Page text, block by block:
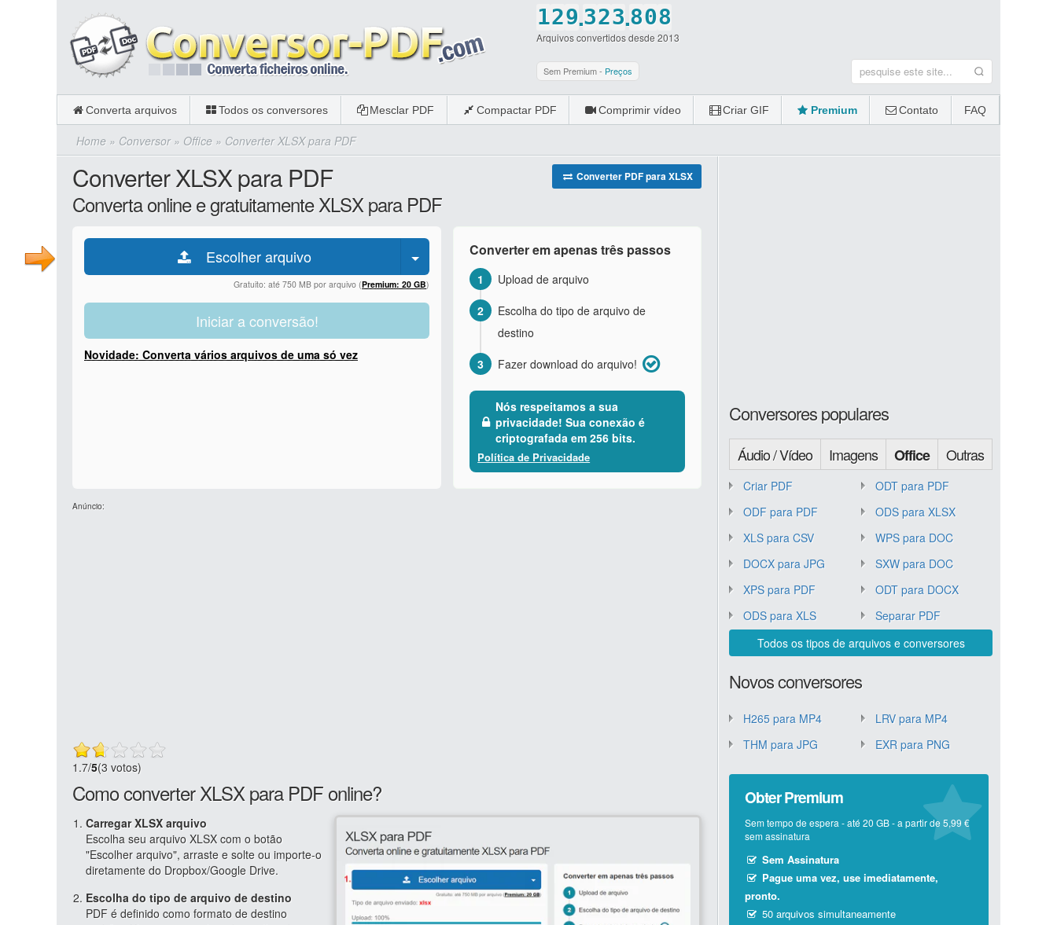
1
2
3
4
5
6
0
2
3
4
5
6
7
8
9
0
.3
4
5
6
7
8
9
2
3
4
5
6
7
8
3
4
5
6
7
8
9
.8
9
0
0
1
3
4
5
6
9
8
9
Arquivos convertidos desde 2013
Sem Premium - Preços
Converta arquivos Todos os conversores Mesclar PDF Compactar PDF Comprimir vídeo Criar GIF Premium Contato FAQ
Home » Conversor» Office » Converter XLSX para PDF
Converter PDF para XLSX
Converter XLSX para PDF
Converta online e gratuitamente XLSX para PDF
Escolher arquivo
Gratuito: até 750 MB por arquivo (Premium: 20 GB)
Iniciar a conversão!
Novidade: Converta vários arquivos de uma só vez
Converter em apenas três passos
1
Upload de arquivo
2
Escolha do tipo de arquivo de
destino
3
Fazer download do arquivo!
Nós respeitamos a sua
privacidade! Sua conexão é
criptografada em 256 bits.
Política de Privacidade
Anúncio:
1.7/5(3 votos)
Como converter XLSX para PDF online?
Carregar XLSX arquivo
Escolha seu arquivo XLSX com o botão
"Escolher arquivo", arraste e solte ou importe-o
diretamente do Dropbox/Google Drive.
Escolha do tipo de arquivo de destino
PDF é definido como formato de destino
Conversores populares
Áudio / Vídeo Imagens Office Outras
Criar PDF
ODT para PDF
ODF para PDF
ODS para XLSX
XLS para CSV
WPS para DOC
DOCX para JPG
SXW para DOC
XPS para PDF
ODT para DOCX
ODS para XLS
Separar PDF
Todos os tipos de arquivos e conversores
Novos conversores
H265 para MP4
LRV para MP4
THM para JPG
EXR para PNG
Obter Premium
Sem tempo de espera - até 20 GB - a partir de 5,99 €
sem assinatura
Sem Assinatura
Pague uma vez, use imediatamente,
pronto.
50 arquivos simultaneamente